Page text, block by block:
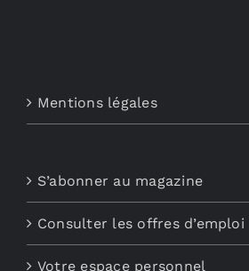
Mentions légales
S’abonner au magazine
Consulter les offres d’emploi
Votre espace personnel